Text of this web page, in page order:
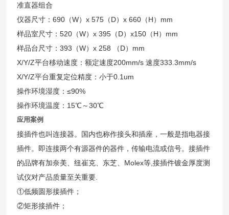
准直器组合
仪器尺寸：690（W）x 575（D）x 660（H）mm
样品室尺寸：520（W）x 395（D）x150（H）mm
样品台尺寸：393（W）x 258 （D）mm
X/Y/Z平台移动速度：额定速度200mm/s 速度333.3mm/s
X/Y/Z平台重复定位精度：小于0.1um
操作环境湿度：≤90%
操作环境温度：15℃～30℃
应用案例
接插件也叫连接器。国内也称作接头和插座，一般是指电器接
插件。即连接两个有源器件的器件，传输电流或信号。接插件
的品牌有加奈美、纽崔克、东芝、Molex等,接插件镀金厚度测
试仪对产品质量至关重要.
①低频圆形接插件；
②矩形接插件；